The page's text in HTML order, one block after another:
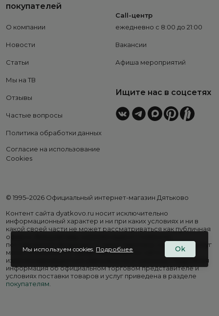
покупателей
О компании
Новости
Статьи
Мы на ТВ
Отзывы
Частые вопросы
Политика обработки данных
Согласие на использование
Cookies
Call-центр
ежедневно с 8:00 до 21:00
Вакансии
Афиша мероприятий
Ищите нас в соцсетях
© 1995–2026 Официальный интернет-магазин Дятьково
Контент сайта dyatkovo.ru носит исключительно
информационный характер и ни при каких условиях и ни в
какой своей части не может рассматриваться как публичная
оферта. Внешний вид, комплектация и стоимость
поставляемой продукции, а также перечень сервисных услуг
могут отличаться от представленных на сайте. Цены на
изделия варьируются в зависимости от региона. Подробная
информация об официальном торговом представителе и
условиях поставки товаров и услуг приведена в разделе
покупателям.
Мы используем cookies. Подробнее Ok